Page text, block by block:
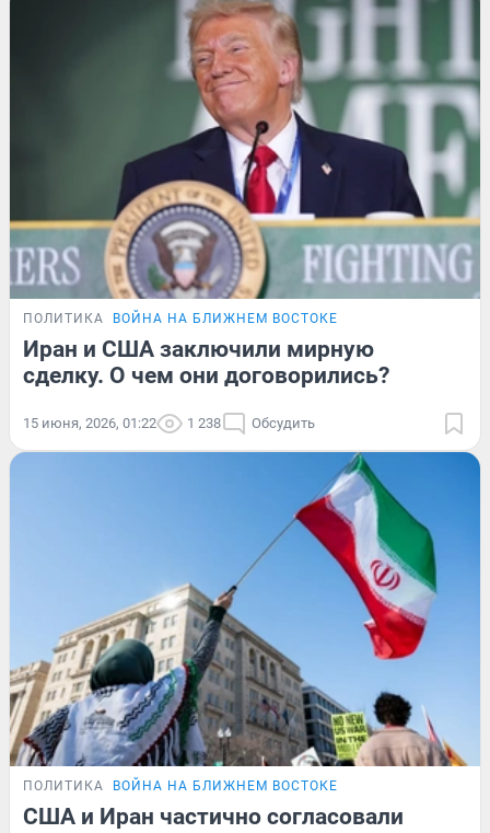
ПОЛИТИКА ВОЙНА НА БЛИЖНЕМ ВОСТОКЕ
Иран и США заключили мирную
сделку. О чем они договорились?
15 июня, 2026, 01:22 1 238 Обсудить
ПОЛИТИКА ВОЙНА НА БЛИЖНЕМ ВОСТОКЕ
США и Иран частично согласовали